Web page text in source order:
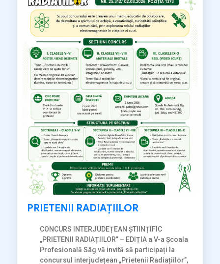
PRIETENII RADIAȚIILOR
CONCURS INTERJUDEȚEAN ȘTIINȚIFIC
„PRIETENII RADIAȚIILOR” – EDIȚIA a V-a Școala
Profesională Sâg vă invită să participați la
concursul interjudețean „Prietenii Radiațiilor”,